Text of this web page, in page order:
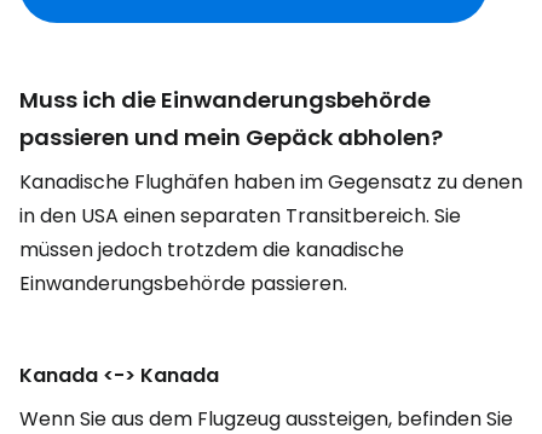
Muss ich die Einwanderungsbehörde
passieren und mein Gepäck abholen?
Kanadische Flughäfen haben im Gegensatz zu denen
in den USA einen separaten Transitbereich. Sie
müssen jedoch trotzdem die kanadische
Einwanderungsbehörde passieren.
Kanada <-> Kanada
Wenn Sie aus dem Flugzeug aussteigen, befinden Sie